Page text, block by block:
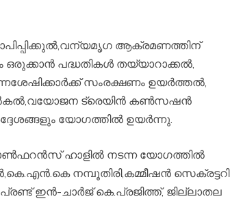
ആക്രമണത്തിന്
പദ്ധതികള്‍ തയ്യാറാക്കല്‍,
സംരക്ഷണം ഉയര്‍ത്തല്‍,
ട്രെയിന്‍ കണ്‍സഷന്‍
യോഗത്തില്‍ ഉയര്‍ന്നു.
ഹാളില്‍ നടന്ന യോഗത്തില്‍
നമ്പൂതിരി,കമ്മീഷന്‍ സെക്രട്ടറി
ഇന്‍-ചാര്‍ജ് കെ.പ്രജിത്ത്, ജില്ലാതല